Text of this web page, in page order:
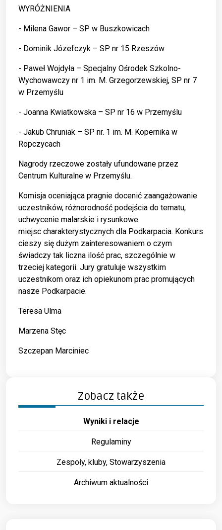
Zobacz także
Wyniki i relacje
Regulaminy
Zespoły, kluby, Stowarzyszenia
Archiwum aktualności
WYRÓŻNIENIA
- Milena Gawor – SP w Buszkowicach
- Dominik Józefczyk – SP nr 15 Rzeszów
​- Paweł Wojdyła – Specjalny Ośrodek Szkolno-
Wychowawczy nr 1 im. M. Grzegorzewskiej, SP nr 7
w Przemyślu
- Joanna Kwiatkowska – SP nr 16 w Przemyślu
- Jakub Chruniak – SP nr. 1 im. M. Kopernika w
Ropczycach
Nagrody rzeczowe zostały ufundowane przez
Centrum Kulturalne w Przemyślu.
Komisja oceniająca pragnie docenić zaangażowanie
uczestników, różnorodność podejścia do tematu,
uchwycenie malarskie i rysunkowe
miejsc charakterystycznych dla Podkarpacia. Konkurs
cieszy się dużym zainteresowaniem o czym
świadczy tak liczna ilość prac, szczególnie w
trzeciej kategorii. Jury gratuluje wszystkim
uczestnikom oraz ich opiekunom prac promujących
nasze Podkarpacie.
Teresa Ulma
Marzena Stęc
Szczepan Marciniec